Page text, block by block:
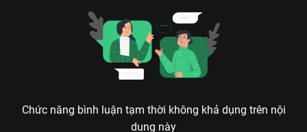
Chức năng bình luận tạm thời không khả dụng trên nội
dung này